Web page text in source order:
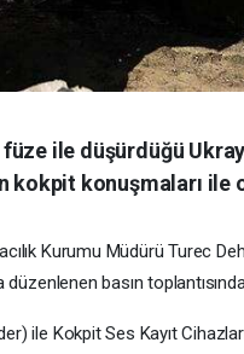
ile düşürdüğü
konuşmaları ile
Kurumu Müdürü Turec
basın
ile Kokpit Ses Kayıt